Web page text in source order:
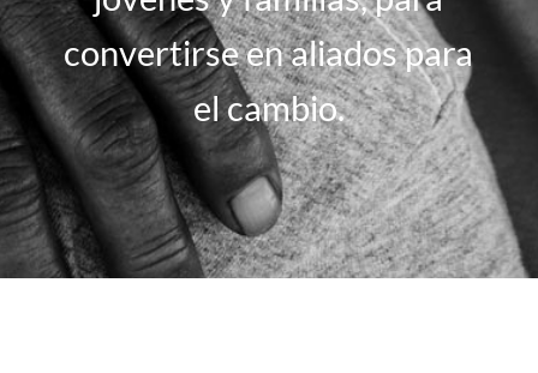
convertirse en aliados para
el cambio.